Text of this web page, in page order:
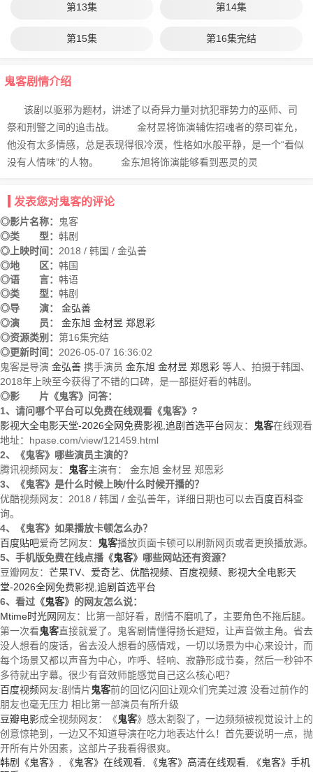
第13集 第14集
第15集 第16集完结
鬼客剧情介绍
该剧以驱邪为题材，讲述了以奇异力量对抗犯罪势力的巫师、司
祭和刑警之间的追击战。 金材昱将饰演辅佐招魂者的祭司崔允，
他没有太多情感，总是表现得很冷漠，性格如水般平静，是一个“看似
没有人情味”的人物。 金东旭将饰演能够看到恶灵的灵
发表您对鬼客的评论
◎影片名称：
鬼客
◎类 型： 韩剧
◎上映时间： 2018 / 韩国 / 金弘善
◎地 区： 韩国
◎语 言： 韩语
◎类 型： 韩剧
◎导 演：
金弘善
◎演 员：
金东旭 金材昱 郑恩彩
◎资源类别： 第16集完结
◎更新时间： 2026-05-07 16:36:02
鬼客是导演 金弘善 携手演员 金东旭 金材昱 郑恩彩 等人、拍摄于韩国、
2018年上映至今获得了不错的口碑，是一部挺好看的韩剧。
◎影 片《鬼客》问答：
1、请问哪个平台可以免费在线观看《鬼客》?
影视大全电影天堂-2026全网免费影视,追剧首选平台网友： 鬼客在线观看
地址：hpase.com/view/121459.html
2、《鬼客》哪些演员主演的？
腾讯视频网友：
鬼客主演有： 金东旭 金材昱 郑恩彩
3、《鬼客》是什么时候上映/什么时候开播的？
优酷视频网友：2018 / 韩国 / 金弘善年，详细日期也可以去百度百科查
询。
4、《鬼客》如果播放卡顿怎么办？
百度贴吧爱奇艺网友： 鬼客播放页面卡顿可以刷新网页或者更换播放源。
5、手机版免费在线点播《鬼客》哪些网站还有资源？
豆瓣网友： 芒果TV、 爱奇艺、 优酷视频、 百度视频、 影视大全电影天
堂-2026全网免费影视,追剧首选平台
6、看过《鬼客》的网友怎么说：
Mtime时光网 网友：比第一部好看，剧情不磨叽了，主要角色不拖后腿。
第一次看鬼客直接就爱了。鬼客剧情懂得扬长避短，让声音做主角。省去
没人想看的废话，省去没人想看的感情戏，一切以场景为中心来设计，而
每个场景又都以声音为中心，咋呼、轻响、寂静形成节奏，然后一秒钟不
多待就出字幕。很少有音效师能感觉自己这么核心吧？
百度视频网友:剧情片鬼客前的回忆闪回让观众们完美过渡 没看过前作的
朋友也毫无压力 相比第一部演员有所升级
豆瓣电影成全视频网友：《鬼客》感太割裂了，一边频频被视觉设计上的
创意惊艳到，一边又不知道导演在吃力地表达什么！首先要说明一点，抛
开所有片外因素，这部片子我看得很爽。
韩剧《鬼客》
《鬼客》在线观看 《鬼客》高清在线观看
《鬼客》手机